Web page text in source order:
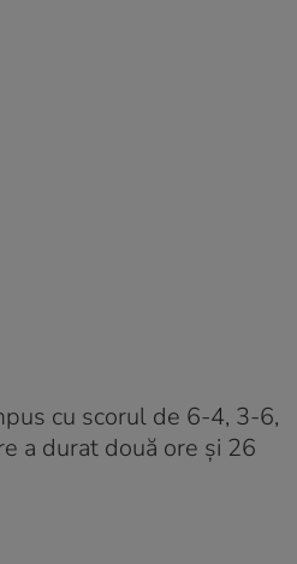
cu scorul de 6-4, 3-6,
a durat două ore și 26